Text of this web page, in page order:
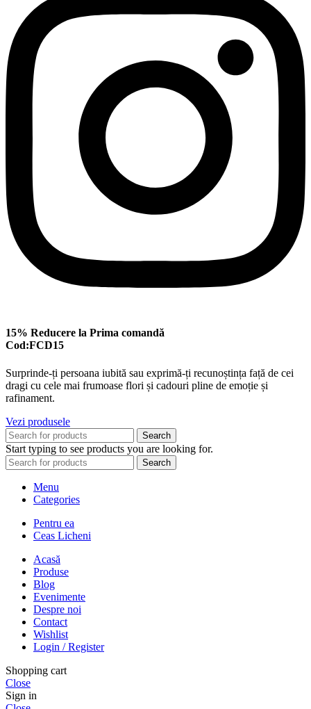
15% Reducere la Prima comandă
Cod:FCD15
Surprinde-ți persoana iubită sau exprimă-ți recunoștința față de cei
dragi cu cele mai frumoase flori și cadouri pline de emoție și
rafinament.
Vezi produsele
Search
Start typing to see products you are looking for.
Search
Menu
Categories
Pentru ea
Ceas Licheni
Acasă
Produse
Blog
Evenimente
Despre noi
Contact
Wishlist
Login / Register
Shopping cart
Close
Sign in